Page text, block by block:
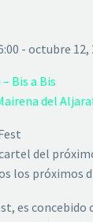
- octubre 12,
Bis a Bis
del
del
los próximos
es